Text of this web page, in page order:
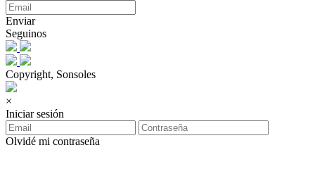
Enviar
Seguinos
Copyright, Sonsoles
×
Iniciar sesión
Olvidé mi contraseña